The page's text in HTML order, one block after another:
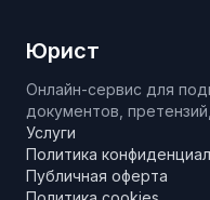
Юрист
Онлайн-сервис для
документов,
Услуги
Политика
Публичная оферта